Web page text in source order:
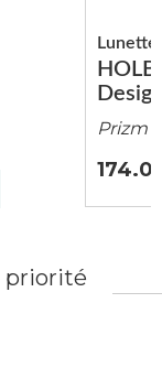
Prizm
priorité